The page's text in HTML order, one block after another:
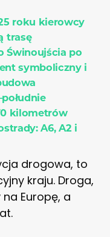
roku kierowcy
trasę
Świnoujścia po
symboliczny i
kilometrów
A6, A2 i
drogowa, to
kraju. Droga,
Europę, a